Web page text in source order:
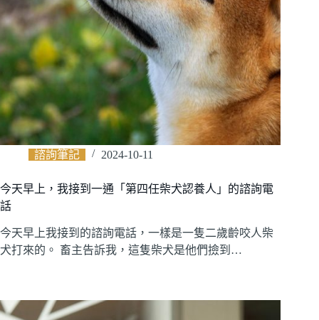
諮詢筆記 2024-10-11
今天早上，我接到一通「第四任柴犬認養人」的諮詢電
話
今天早上我接到的諮詢電話，一樣是一隻二歲齡咬人柴
犬打來的。 畜主告訴我，這隻柴犬是他們撿到…